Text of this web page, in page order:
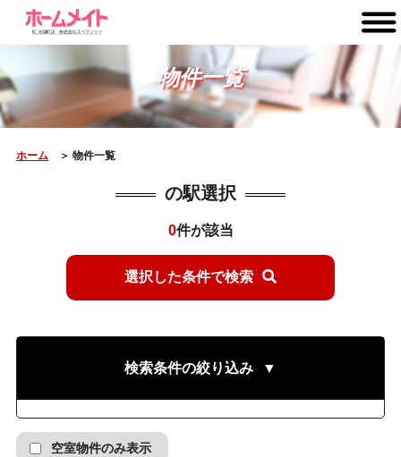
物件一覧
ホーム＞ 物件一覧
の駅選択
0件が該当
選択した条件で検索
検索条件の絞り込み ▼
空室物件のみ表示